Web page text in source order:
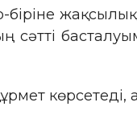
біріне
сәтті
көрсетеді,